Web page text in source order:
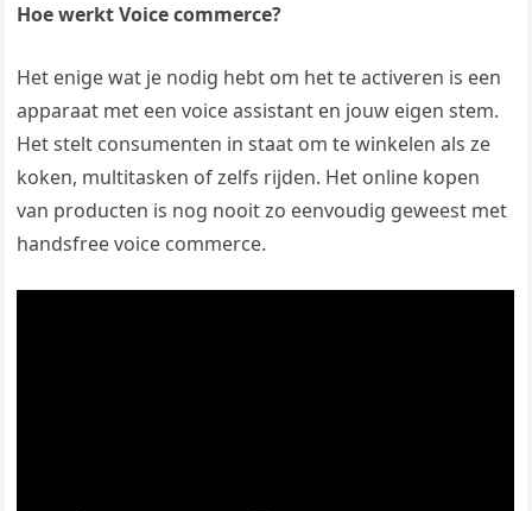
Hoe werkt Voice commerce?
Het enige wat je nodig hebt om het te activeren is een
apparaat met een voice assistant en jouw eigen stem.
Het stelt consumenten in staat om te winkelen als ze
koken, multitasken of zelfs rijden. Het online kopen
van producten is nog nooit zo eenvoudig geweest met
handsfree voice commerce.